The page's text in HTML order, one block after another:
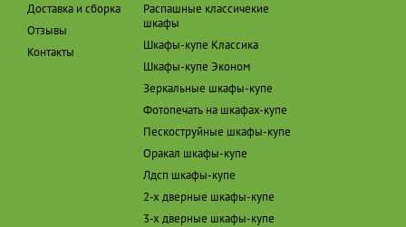
Доставка и сборка
Отзывы
Контакты
Распашные классичекие
шкафы
Шкафы-купе Классика
Шкафы-купе Эконом
Зеркальные шкафы-купе
Фотопечать на шкафах-купе
Пескоструйные шкафы-купе
Оракал шкафы-купе
Лдсп шкафы-купе
2-х дверные шкафы-купе
3-х дверные шкафы-купе